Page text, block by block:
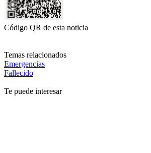
Código QR de esta noticia
Temas relacionados
Emergencias
Fallecido
Te puede interesar